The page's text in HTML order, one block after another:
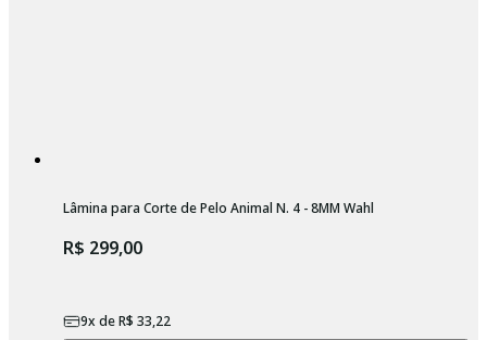
Lâmina para Corte de Pelo Animal N. 4 - 8MM Wahl
R$ 299,00
9x deR$ 33,22